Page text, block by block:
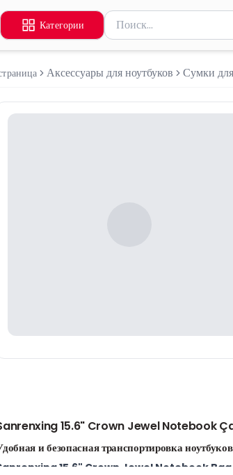
Категории
Поиск товаров
Введите минимум 2
Аксессуары для ноутбуков Сумки
15.6" Crown Jewel Notebook
и безопасная транспортировка
15.6" Crown Jewel Notebook Bag